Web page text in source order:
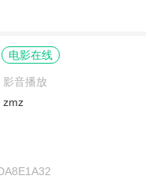
电影在线
影音播放
zmz